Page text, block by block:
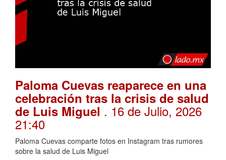
Paloma Cuevas reaparece en una
celebración tras la crisis de salud
de Luis Miguel . 16 de Julio, 2026
21:40
Paloma Cuevas comparte fotos en Instagram tras rumores
sobre la salud de Luis Miguel